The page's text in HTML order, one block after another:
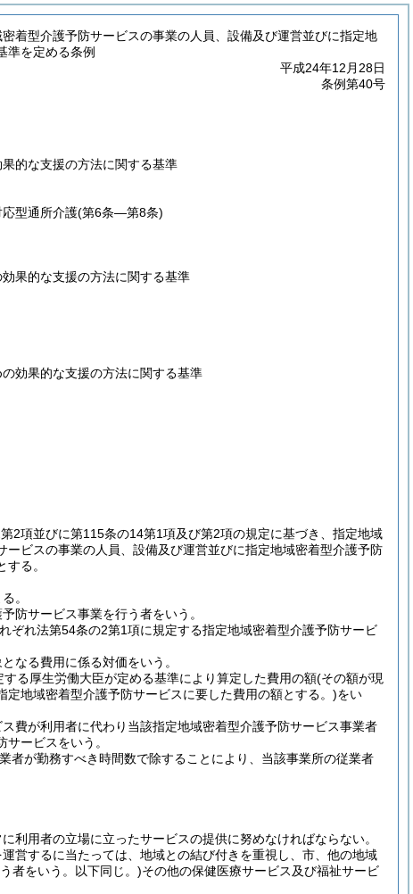
着型介護予防サービスの事業の人員、設備及び運営並びに指定地
準を定める条例
平成24年12月28日
条例第40号
的な支援の方法に関する基準
型通所介護(第6条―第8条)
果的な支援の方法に関する基準
効果的な支援の方法に関する基準
2項並びに第115条の14第1項及び第2項の規定に基づき、指定地域
ビスの事業の人員、設備及び運営並びに指定地域密着型介護予防
る。
。
防サービス事業を行う者をいう。
れ法第54条の2第1項に規定する指定地域密着型介護予防サービ
なる費用に係る対価をいう。
る厚生労働大臣が定める基準により算定した費用の額(その額が現
地域密着型介護予防サービスに要した費用の額とする。)をい
が利用者に代わり当該指定地域密着型介護予防サービス事業者
ービスをいう。
が勤務すべき時間数で除することにより、当該事業所の従業者
利用者の立場に立ったサービスの提供に努めなければならない。
営するに当たっては、地域との結び付きを重視し、市、他の地域
者をいう。以下同じ。)その他の保健医療サービス及び福祉サービ